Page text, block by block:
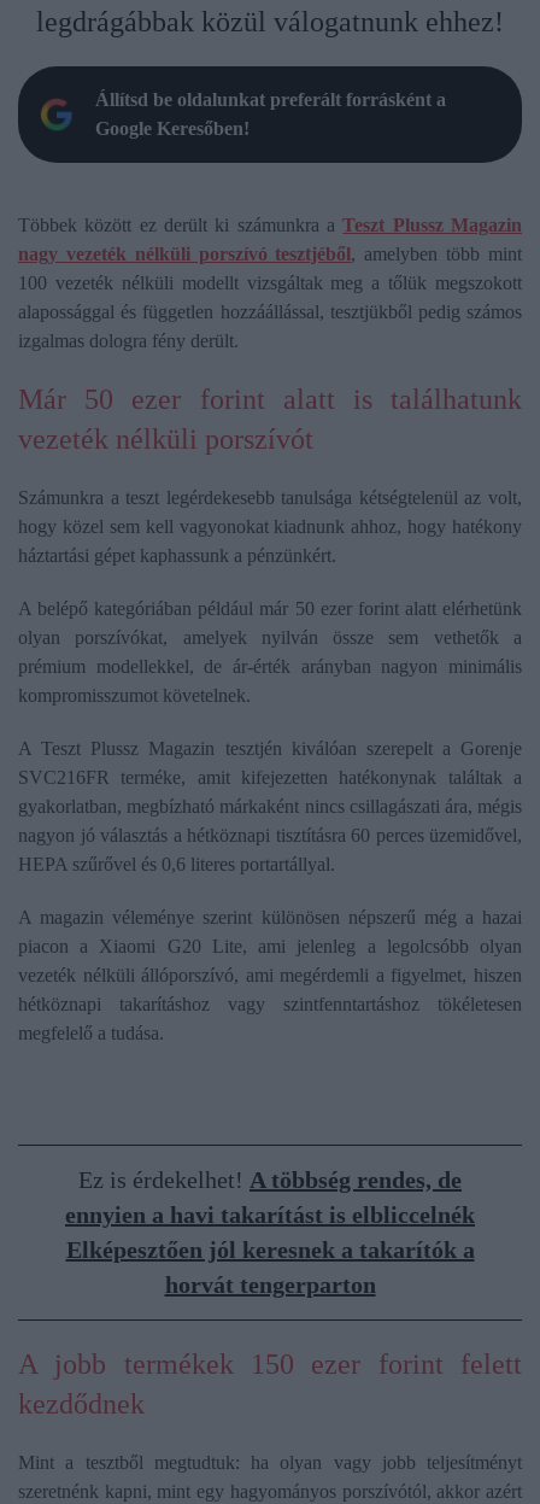
legdrágábbak közül válogatnunk ehhez!
Állítsd be oldalunkat preferált forrásként a
Google Keresőben!
Többek között ez derült ki számunkra aTeszt Plussz Magazin
nagy vezeték nélküli porszívó tesztjéből, amelyben több mint
100 vezeték nélküli modellt vizsgáltak meg a tőlük megszokott
alapossággal és független hozzáállással, tesztjükből pedig számos
izgalmas dologra fény derült.
Már 50 ezer forint alatt is találhatunk
vezeték nélküli porszívót
Számunkra a teszt legérdekesebb tanulsága kétségtelenül az volt,
hogy közel sem kell vagyonokat kiadnunk ahhoz, hogy hatékony
háztartási gépet kaphassunk a pénzünkért.
A belépő kategóriában például már 50 ezer forint alatt elérhetünk
olyan porszívókat, amelyek nyilván össze sem vethetők a
prémium modellekkel, de ár-érték arányban nagyon minimális
kompromisszumot követelnek.
A Teszt Plussz Magazin tesztjén kiválóan szerepelt a Gorenje
SVC216FR terméke, amit kifejezetten hatékonynak találtak a
gyakorlatban, megbízható márkaként nincs csillagászati ára, mégis
nagyon jó választás a hétköznapi tisztításra 60 perces üzemidővel,
HEPA szűrővel és 0,6 literes portartállyal.
A magazin véleménye szerint különösen népszerű még a hazai
piacon a Xiaomi G20 Lite, ami jelenleg a legolcsóbb olyan
vezeték nélküli állóporszívó, ami megérdemli a figyelmet, hiszen
hétköznapi takarításhoz vagy szintfenntartáshoz tökéletesen
megfelelő a tudása.
Ez is érdekelhet! A többség rendes, de
ennyien a havi takarítást is elbliccelnék
Elképesztően jól keresnek a takarítók a
horvát tengerparton
A jobb termékek 150 ezer forint felett
kezdődnek
Mint a tesztből megtudtuk: ha olyan vagy jobb teljesítményt
szeretnénk kapni, mint egy hagyományos porszívótól, akkor azért